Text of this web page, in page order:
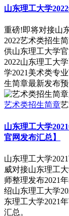
山东理工大学
重磅!即将对接山
2022艺术类招生
供山东理工大学
2022山东理工大
学2021美术类专
生简章最新发布预
艺术类招生简章
山东理工大学
官网发布汇总】
山东理工大学
威对接山东理工
师整理发布2021
绍山东理工大学
东理工大学2021
汇总。